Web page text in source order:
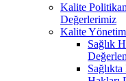
Kalite
Değerlerimiz
Kalite
Sağlık